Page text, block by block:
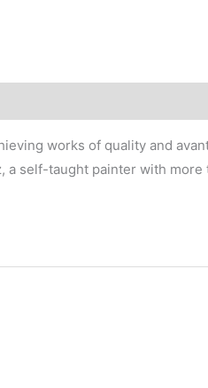
works of quality and
a self-taught painter with more